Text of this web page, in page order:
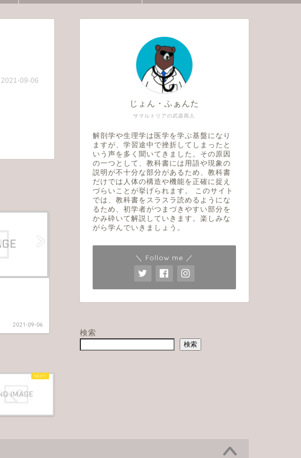
2021-09-06
2021-09-06
血液・免疫＃３
血液・免疫
血液・免疫＃１
サマルトリアの武器商人
じょん・ふぁんた
解剖学や生理学は医学を学ぶ基盤になり
ますが、学習途中で挫折してしまったと
いう声を多く聞いてきました。その原因
の一つとして、教科書には用語や現象の
説明が不十分な部分があるため、教科書
だけでは人体の構造や機能を正確に捉え
づらいことが挙げられます。 このサイト
では、教科書をスラスラ読めるようにな
るため、初学者がつまづきやすい部分を
かみ砕いて解説していきます。楽しみな
がら学んでいきましょう。
＼ Follow me ／
検索
検索